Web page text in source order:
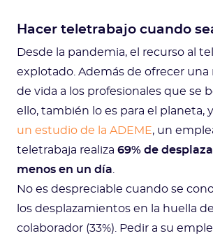
Hacer teletrabajo cuando
Desde la pandemia, el recurso al
explotado. Además de ofrecer una
de vida a los profesionales que se
ello, también lo es para el planeta,
un estudio de la ADEME, un
teletrabaja realiza 69% de
menos en un día
No es despreciable cuando se
los desplazamientos en la huella
colaborador (33%). Pedir a su